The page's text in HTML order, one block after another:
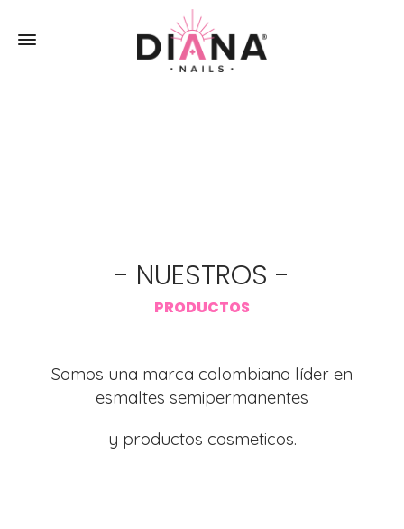
- NUESTROS -
PRODUCTOS
Somos una marca colombiana líder en
esmaltes semipermanentes
y productos cosmeticos.